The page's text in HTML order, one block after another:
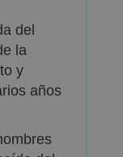
del
la
y
años